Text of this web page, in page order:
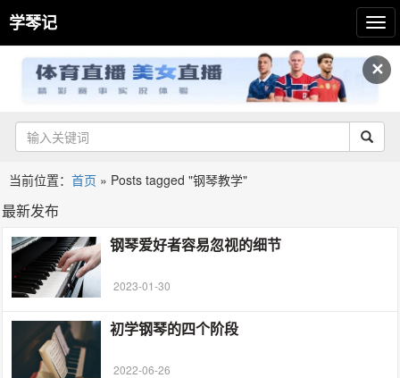
✕
学琴记
当前位置： 首页 » Posts tagged "钢琴教学"
最新发布
钢琴爱好者容易忽视的细节
2023-01-30
初学钢琴的四个阶段
2022-06-26